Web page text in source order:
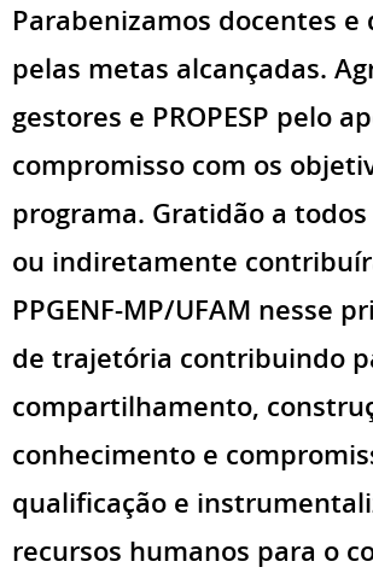
Parabenizamos docentes e
pelas metas alcançadas.
gestores e PROPESP pelo
compromisso com os
programa. Gratidão a
ou indiretamente
PPGENF-MP/UFAM nesse
de trajetória contribuindo
compartilhamento,
conhecimento e
qualificação e
recursos humanos para o